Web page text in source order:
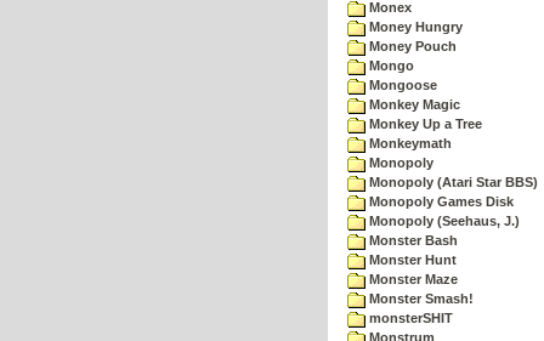
Monex
Money Hungry
Money Pouch
Mongo
Mongoose
Monkey Magic
Monkey Up a Tree
Monkeymath
Monopoly
Monopoly (Atari Star BBS)
Monopoly Games Disk
Monopoly (Seehaus, J.)
Monster Bash
Monster Hunt
Monster Maze
Monster Smash!
monsterSHIT
Monstrum